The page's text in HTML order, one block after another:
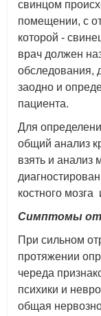
свинцом
помещении, с
которой -
врач должен
обследования,
заодно и
пациента.
Для
общий анализ
взять и анализ
костного
Симптомы
При сильном
протяжении
череда
психики и
общая